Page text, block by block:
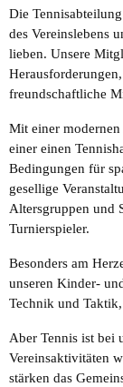
Jedermannsport
Kinderturnen
Sportklettern
Tennis
Tischtennis
Volleyball
Silvesterlauf
Aktionen
Die
des Vereinslebens
lieben. Unsere
freundschaftliche
Mit einer modernen
einer einen
Bedingungen für
gesellige
Altersgruppen und
Turnierspieler.
Besonders am
unseren Kinder-
Technik und
Aber Tennis ist bei
Vereinsaktivitäten
stärken das